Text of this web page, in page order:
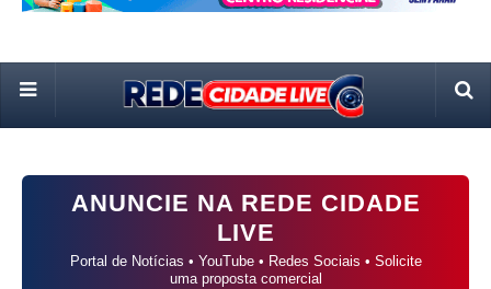
ANUNCIE NA REDE CIDADE
LIVE
Portal de Notícias • YouTube • Redes Sociais • Solicite
uma proposta comercial